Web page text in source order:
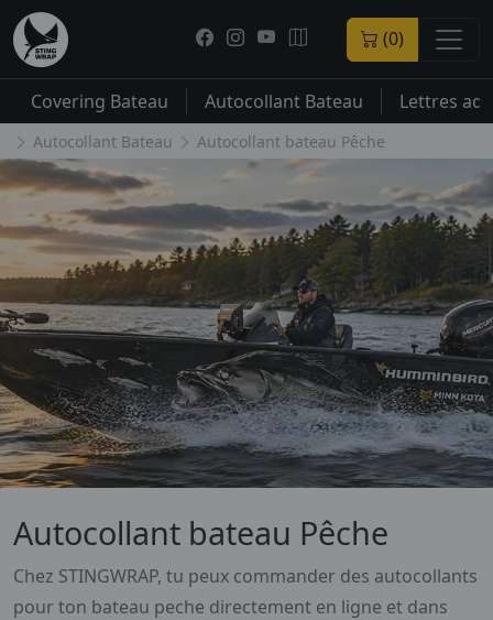
(0)
Covering Bateau Autocollant Bateau Lettres
Autocollant Bateau Autocollant bateau Pêche
Autocollant bateau Pêche
Chez STINGWRAP, tu peux commander des autocollants
pour ton bateau peche directement en ligne et dans